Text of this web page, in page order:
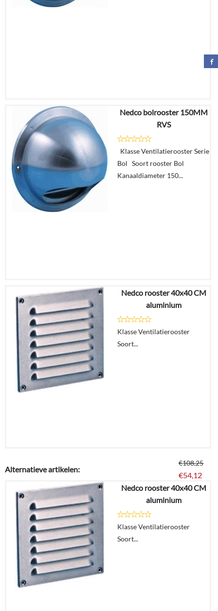
€40,57
Details
Nedco bolrooster 150MM
RVS
Klasse Ventilatierooster Serie
Bol Soort rooster Bol
Kanaaldiameter 150...
€63,04
€
Details
Nedco rooster 40x40 CM
aluminium
Klasse Ventilatierooster
Soort...
€108,25
€54,12
Details
In
Alternatieve artikelen:
Nedco rooster 40x40 CM
aluminium
Klasse Ventilatierooster
Soort...